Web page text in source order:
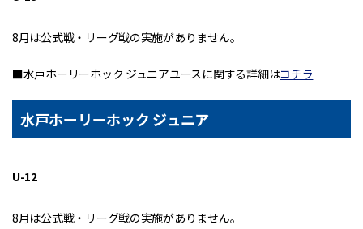
8月は公式戦・リーグ戦の実施がありません。
■水戸ホーリーホック ジュニアユースに関する詳細はコチラ
水戸ホーリーホック ジュニア
U-12
8月は公式戦・リーグ戦の実施がありません。